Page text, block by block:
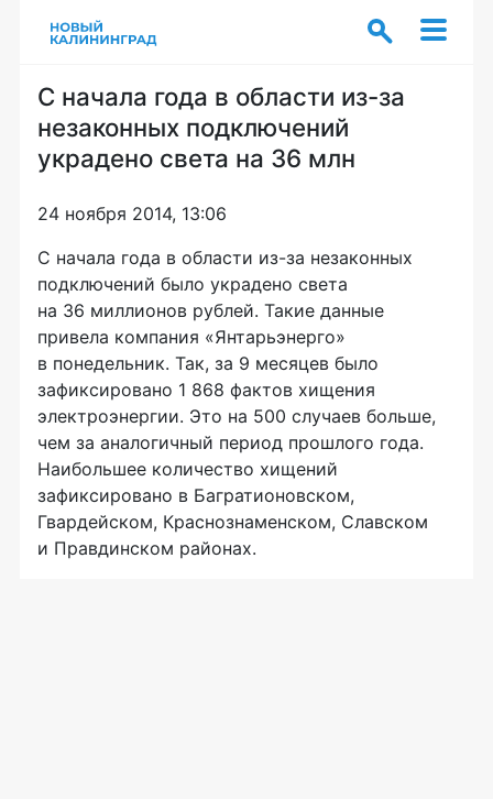
С начала года в области из-за
незаконных подключений
украдено света на 36 млн
24 ноября 2014, 13:06
С начала года в области из-за незаконных
подключений было украдено света
на 36 миллионов рублей. Такие данные
привела компания «Янтарьэнерго»
в понедельник. Так, за 9 месяцев было
зафиксировано 1 868 фактов хищения
электроэнергии. Это на 500 случаев больше,
чем за аналогичный период прошлого года.
Наибольшее количество хищений
зафиксировано в Багратионовском,
Гвардейском, Краснознаменском, Славском
и Правдинском районах.